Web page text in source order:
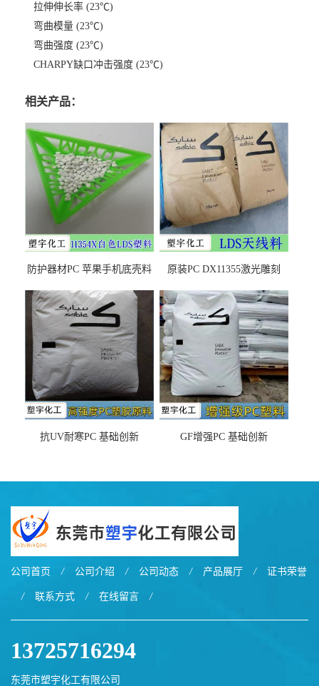
拉伸伸长率 (23℃)
弯曲模量 (23℃)
弯曲强度 (23℃)
CHARPY缺口冲击强度 (23℃)
相关产品：
防护器材PC 苹果手机底壳料
之忧
原装PC DX11355激光雕刻
抗UV耐寒PC 基础创新
GF增强PC 基础创新
公司首页 / 公司介绍 / 公司动态 / 产品展厅 / 证书荣誉
/ 联系方式 / 在线留言 /
13725716294
东莞市塑宇化工有限公司